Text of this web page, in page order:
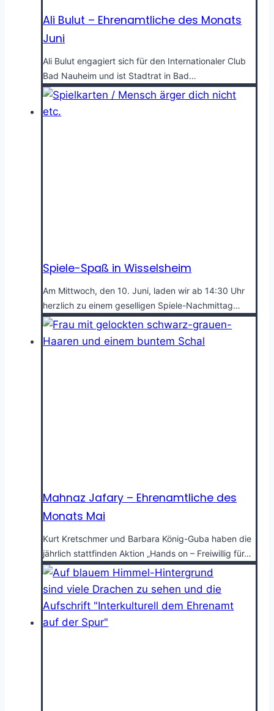
Ali Bulut – Ehrenamtliche des Monats
Juni
Ali Bulut engagiert sich für den Internationaler Club
Bad Nauheim und ist Stadtrat in Bad…
Spiele-Spaß in Wisselsheim
Am Mittwoch, den 10. Juni, laden wir ab 14:30 Uhr
herzlich zu einem geselligen Spiele-Nachmittag…
Mahnaz Jafary – Ehrenamtliche des
Monats Mai
Kurt Kretschmer und Barbara König-Guba haben die
jährlich stattfinden Aktion „Hands on – Freiwillig für…